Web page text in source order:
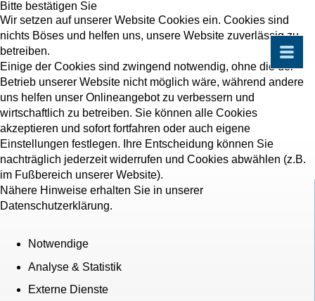
Bitte bestätigen Sie
Wir setzen auf unserer Website Cookies ein. Cookies sind
nichts Böses und helfen uns, unsere Website zuverlässig zu
betreiben.
Einige der Cookies sind zwingend notwendig, ohne die der
Betrieb unserer Website nicht möglich wäre, während andere
uns helfen unser Onlineangebot zu verbessern und
wirtschaftlich zu betreiben. Sie können alle Cookies
akzeptieren und sofort fortfahren oder auch eigene
Einstellungen festlegen. Ihre Entscheidung können Sie
nachträglich jederzeit widerrufen und Cookies abwählen (z.B.
im Fußbereich unserer Website).
Nähere Hinweise erhalten Sie in unserer
Datenschutzerklärung.
Notwendige
Analyse & Statistik
Externe Dienste